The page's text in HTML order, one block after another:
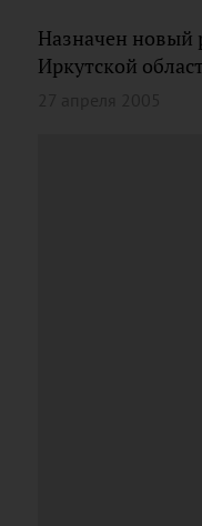
Назначен новый
Иркутской